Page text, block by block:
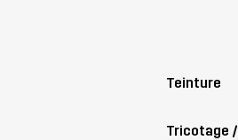
Teinture
Tricotage /